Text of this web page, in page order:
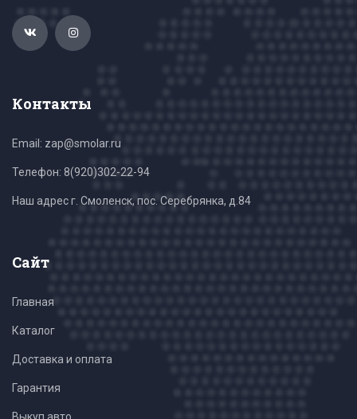
Контакты
Email: zap@smolar.ru
Телефон: 8(920)302-22-94
Наш адрес г. Смоленск, пос. Серебрянка, д.84
Сайт
Главная
Каталог
Доставка и оплата
Гарантия